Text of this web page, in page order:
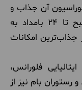
دارد و دکوراسیون آن جذاب و
دلنشین است. این فودکورت از ۷ صبح تا ۲۴ بامداد به
امکانات
فلورانس،
رستوران بام نیز از